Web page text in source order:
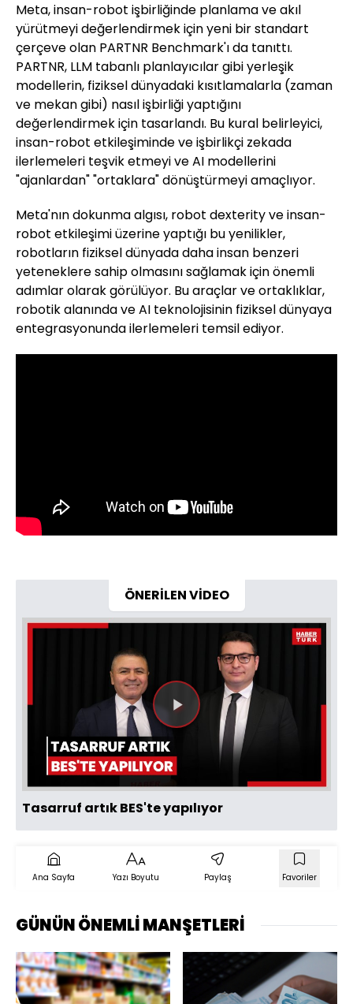
Meta, insan-robot işbirliğinde planlama ve akıl
yürütmeyi değerlendirmek için yeni bir standart
çerçeve olan PARTNR Benchmark'ı da tanıttı.
PARTNR, LLM tabanlı planlayıcılar gibi yerleşik
modellerin, fiziksel dünyadaki kısıtlamalarla (zaman
ve mekan gibi) nasıl işbirliği yaptığını
değerlendirmek için tasarlandı. Bu kural belirleyici,
insan-robot etkileşiminde ve işbirlikçi zekada
ilerlemeleri teşvik etmeyi ve AI modellerini
"ajanlardan" "ortaklara" dönüştürmeyi amaçlıyor.
Meta'nın dokunma algısı, robot dexterity ve insan-
robot etkileşimi üzerine yaptığı bu yenilikler,
robotların fiziksel dünyada daha insan benzeri
yeteneklere sahip olmasını sağlamak için önemli
adımlar olarak görülüyor. Bu araçlar ve ortaklıklar,
robotik alanında ve AI teknolojisinin fiziksel dünyaya
entegrasyonunda ilerlemeleri temsil ediyor.
ÖNERİLEN VİDEO
Videoyu
Oynat
Tasarruf artık BES'te yapılıyor
Ana Sayfa Yazı Boyutu Paylaş Favoriler
GÜNÜN ÖNEMLİ MANŞETLERİ